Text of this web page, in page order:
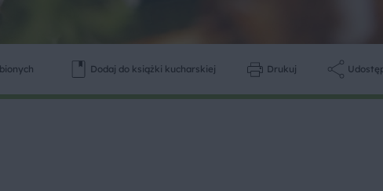
Dodaj do książki kucharskiej Drukuj